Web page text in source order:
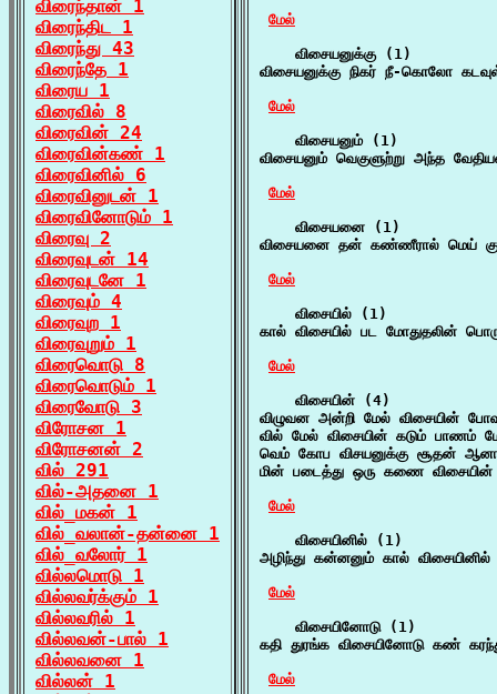
விரைந்தான் 1
விரைந்திட 1
விரைந்து 43
விரைந்தே 1
விரைய 1
விரைவில் 8
விரைவின் 24
விரைவின்கண் 1
விரைவினில் 6
விரைவினுடன் 1
விரைவினோடும் 1
விரைவு 2
விரைவுடன் 14
விரைவுடனே 1
விரைவும் 4
விரைவுற 1
விரைவுறும் 1
விரைவொடு 8
விரைவொடும் 1
விரைவோடு 3
விரோசன 1
விரோசனன் 2
வில் 291
வில்-அதனை 1
வில்_மகன் 1
வில்_வலான்-தன்னை 1
வில்_வலோர் 1
வில்லமொடு 1
வில்லவர்க்கும் 1
வில்லவரில் 1
வில்லவன்-பால் 1
வில்லவனை 1
வில்லன் 1
மேல்
    விசையனுக்கு (1)
விசையனுக்கு நிகர் நீ-கொலோ
மேல்
    விசையனும் (1)
விசையனும் வெகுளுற்று அந்த
மேல்
    விசையனை (1)
விசையனை தன் கண்ணீரால் மெய்
மேல்
    விசையில் (1)
கால் விசையில் பட மோதுதலின்
மேல்
    விசையின் (4)
விழுவன அன்றி மேல் விசையின்
வில் மேல் விசையின் கடும் பாணம்
வெம் கோப விசயனுக்கு சூதன்
மின் படைத்து ஒரு கணை
மேல்
    விசையினில் (1)
அழிந்து கன்னனும் கால்
மேல்
    விசையினோடு (1)
கதி துரங்க விசையினோடு கண்
மேல்